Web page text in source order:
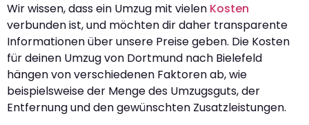
Wir wissen, dass ein Umzug mit vielen Kosten
verbunden ist, und möchten dir daher transparente
Informationen über unsere Preise geben. Die Kosten
für deinen Umzug von Dortmund nach Bielefeld
hängen von verschiedenen Faktoren ab, wie
beispielsweise der Menge des Umzugsguts, der
Entfernung und den gewünschten Zusatzleistungen.